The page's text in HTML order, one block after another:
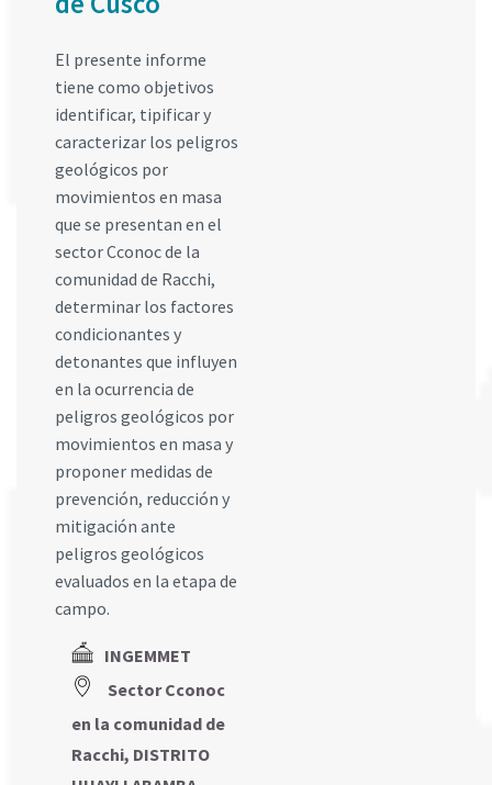
El presente informe
tiene como objetivos
identificar, tipificar y
caracterizar los peligros
geológicos por
movimientos en masa
que se presentan en el
sector Cconoc de la
comunidad de Racchi,
determinar los factores
condicionantes y
detonantes que influyen
en la ocurrencia de
peligros geológicos por
movimientos en masa y
proponer medidas de
prevención, reducción y
mitigación ante
peligros geológicos
evaluados en la etapa de
campo.
INGEMMET
Sector Cconoc
en la comunidad de
Racchi, DISTRITO